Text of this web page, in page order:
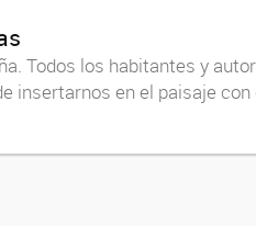
Todos los habitantes y
insertarnos en el paisaje